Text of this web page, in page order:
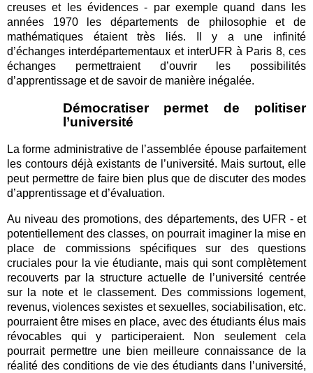
creuses et les évidences - par exemple quand dans les
années 1970 les départements de philosophie et de
mathématiques étaient très liés. Il y a une infinité
d’échanges interdépartementaux et interUFR à Paris 8, ces
échanges permettraient d’ouvrir les possibilités
d’apprentissage et de savoir de manière inégalée.
Démocratiser permet de politiser
l’université
La forme administrative de l’assemblée épouse parfaitement
les contours déjà existants de l’université. Mais surtout, elle
peut permettre de faire bien plus que de discuter des modes
d’apprentissage et d’évaluation.
Au niveau des promotions, des départements, des UFR - et
potentiellement des classes, on pourrait imaginer la mise en
place de commissions spécifiques sur des questions
cruciales pour la vie étudiante, mais qui sont complètement
recouverts par la structure actuelle de l’université centrée
sur la note et le classement. Des commissions logement,
revenus, violences sexistes et sexuelles, sociabilisation, etc.
pourraient être mises en place, avec des étudiants élus mais
révocables qui y participeraient. Non seulement cela
pourrait permettre une bien meilleure connaissance de la
réalité des conditions de vie des étudiants dans l’université,